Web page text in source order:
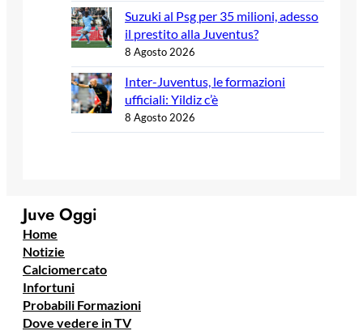
Suzuki al Psg per 35 milioni, adesso
il prestito alla Juventus?
8 Agosto 2026
Inter-Juventus, le formazioni
ufficiali: Yildiz c’è
8 Agosto 2026
Juve Oggi
Home
Notizie
Calciomercato
Infortuni
Probabili Formazioni
Dove vedere in TV